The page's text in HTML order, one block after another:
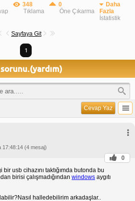
348
Tıklama
0
Öne Çıkarma
Daha
Fazla
İstatistik
Sayfaya Git
1
sorunu.(yardım)
Cevap Yaz
17:48:14 (4 mesaj)
0
usb cihazını taktığımda butonda bu
birisi çalışmadığından windows aygıtı
halledebilirim arkadaşlar..